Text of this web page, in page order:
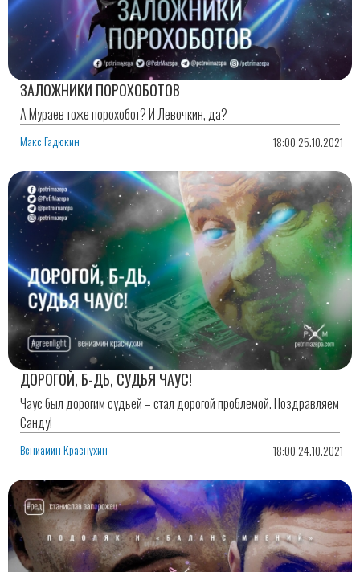
ЗАЛОЖНИКИ ПОРОХОБОТОВ
А Мураев тоже порохобот? И Левочкин, да?
Макс Гадюкин 18:00 25.10.2021
ДОРОГОЙ, Б-ДЬ, СУДЬЯ ЧАУС!
Чаус был дорогим судьёй – стал дорогой проблемой. Поздравляем
Санду!
Вениамин Краснухин 18:00 24.10.2021